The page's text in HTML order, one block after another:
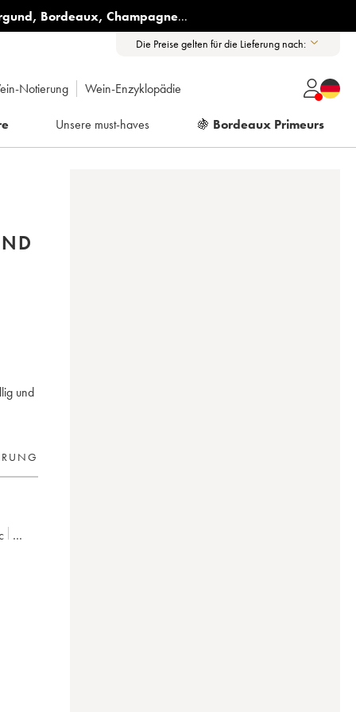
, Bordeaux, Champagne...
Die Preise gelten für die Lieferung nach:
Notierung Wein-Enzyklopädie
Unsere must-haves 🍇 Bordeaux Primeurs
und